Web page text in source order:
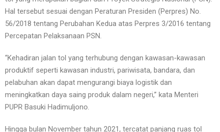
Hal tersebut sesuai dengan Peraturan Presiden (Perpres) No.
56/2018 tentang Perubahan Kedua atas Perpres 3/2016 tentang
Percepatan Pelaksanaan PSN.
“Kehadiran jalan tol yang terhubung dengan kawasan-kawasan
produktif seperti kawasan industri, pariwisata, bandara, dan
pelabuhan akan dapat mengurangi biaya logistik dan
meningkatkan daya saing produk dalam negeri,” kata Menteri
PUPR Basuki Hadimuljono.
Hingga bulan November tahun 2021, tercatat panjang ruas tol